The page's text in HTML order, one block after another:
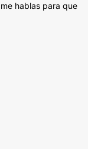
hablas para que